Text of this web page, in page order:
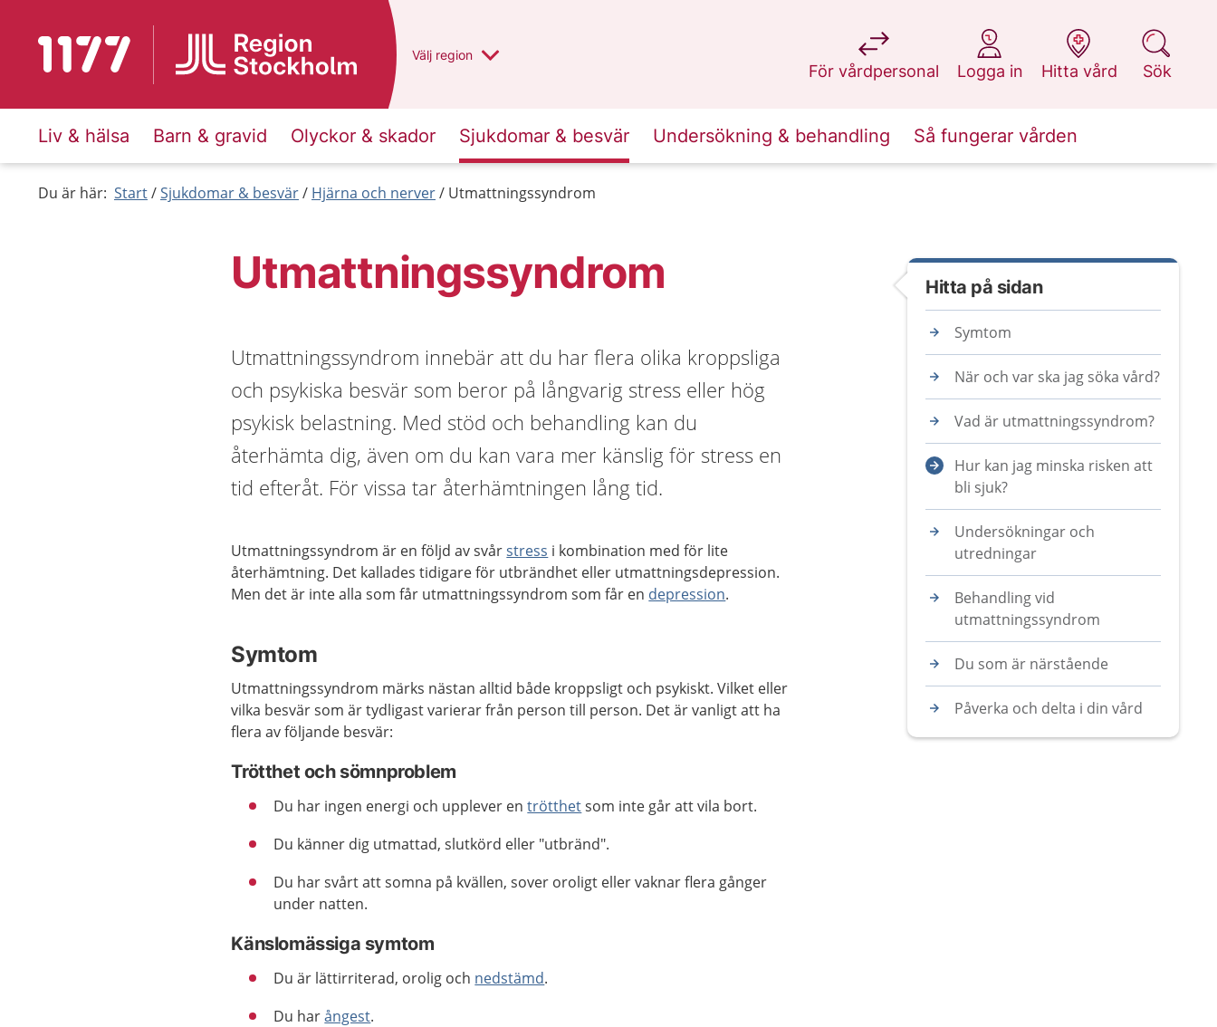
Till startsidan för 1177 Du har valt region
Välj en annan
region
För vårdpersonal
på 1177.se
Logga in
på 1177.se
Hitta vård
på 1177.se
Sök
på 1177.se
Liv & hälsa Barn & gravid Olyckor & skador Sjukdomar & besvär Undersökning & behandling Så fungerar vården
Du är här: Start Sjukdomar & besvär Hjärna och nerver Utmattningssyndrom
Utmattningssyndrom
Utmattningssyndrom innebär att du har flera olika kroppsliga
och psykiska besvär som beror på långvarig stress eller hög
psykisk belastning. Med stöd och behandling kan du
återhämta dig, även om du kan vara mer känslig för stress en
tid efteråt. För vissa tar återhämtningen lång tid.
Utmattningssyndrom är en följd av svårstress i kombination med för lite
återhämtning. Det kallades tidigare för utbrändhet eller utmattningsdepression.
Men det är inte alla som får utmattningssyndrom som får en depression.
Symtom
Utmattningssyndrom märks nästan alltid både kroppsligt och psykiskt. Vilket eller
vilka besvär som är tydligast varierar från person till person. Det är vanligt att ha
flera av följande besvär:
Trötthet och sömnproblem
Du har ingen energi och upplever entrötthetsom inte går att vila bort.
Du känner dig utmattad, slutkörd eller "utbränd".
Du har svårt att somna på kvällen, sover oroligt eller vaknar flera gånger
under natten.
Känslomässiga symtom
Du är lättirriterad, orolig och nedstämd.
Du harångest.
Hitta på sidan
Symtom
När och var ska jag söka vård?
Vad är utmattningssyndrom?
Hur kan jag minska risken att
bli sjuk?
Undersökningar och
utredningar
Behandling vid
utmattningssyndrom
Du som är närstående
Påverka och delta i din vård